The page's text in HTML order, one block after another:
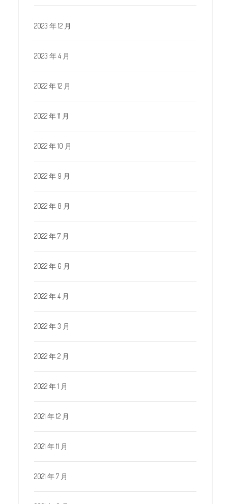
2023 年 12 月
2023 年 4 月
2022 年 12 月
2022 年 11 月
2022 年 10 月
2022 年 9 月
2022 年 8 月
2022 年 7 月
2022 年 6 月
2022 年 4 月
2022 年 3 月
2022 年 2 月
2022 年 1 月
2021 年 12 月
2021 年 11 月
2021 年 7 月